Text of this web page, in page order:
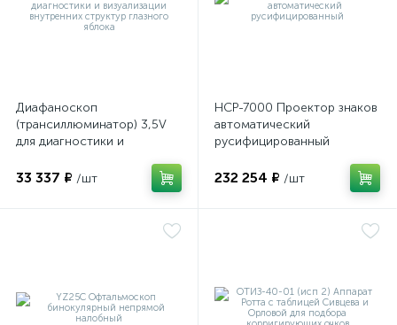
Диафаноскоп
(трансиллюминатор) 3,5V
для диагностики и
структур глазного яблока
33 337 ₽ /шт
НСР-7000 Проектор знаков
автоматический
русифицированный
232 254 ₽ /шт